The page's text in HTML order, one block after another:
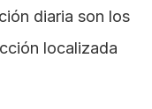
diaria son los
localizada